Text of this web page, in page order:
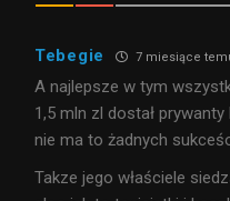
Tebegie 7 miesiące
A najlepsze w tym
1,5 mln zl dostał
nie ma to żadnych
Takze jego właściele